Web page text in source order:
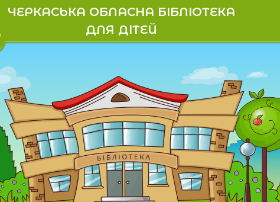
ЧЕРКАСЬКА ОБЛАСНА БІБЛІОТЕКА
ДЛЯ ДІТЕЙ